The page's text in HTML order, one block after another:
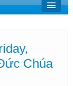
Chúa